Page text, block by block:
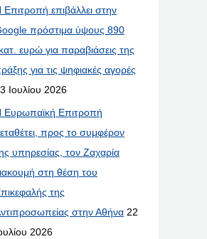
Επιτροπή επιβάλλει στην
πρόστιμα ύψους 890
ευρώ για παραβιάσεις της
για τις ψηφιακές αγορές
Ιουλίου 2026
Ευρωπαϊκή Επιτροπή
προς το συμφέρον
υπηρεσίας, τον Ζαχαρία
στη θέση του
της
στην Αθήνα 22
2026